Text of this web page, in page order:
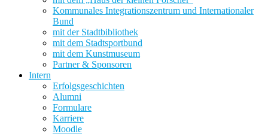
Kommunales Integrationszentrum und Internationaler
Bund
mit der Stadtbibliothek
mit dem Stadtsportbund
mit dem Kunstmuseum
Partner & Sponsoren
Intern
Erfolgsgeschichten
Alumni
Formulare
Karriere
Moodle